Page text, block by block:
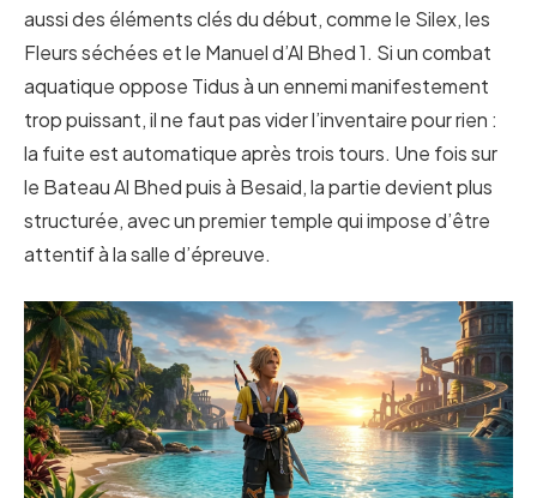
aussi des éléments clés du début, comme le Silex, les
Fleurs séchées et le Manuel d’Al Bhed 1. Si un combat
aquatique oppose Tidus à un ennemi manifestement
trop puissant, il ne faut pas vider l’inventaire pour rien :
la fuite est automatique après trois tours. Une fois sur
le Bateau Al Bhed puis à Besaid, la partie devient plus
structurée, avec un premier temple qui impose d’être
attentif à la salle d’épreuve.